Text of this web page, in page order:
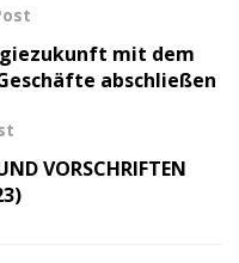
mit dem
abschließen
VORSCHRIFTEN